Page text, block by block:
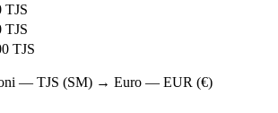
TJS
TJS
TJS
— TJS (SM) → Euro — EUR (€)